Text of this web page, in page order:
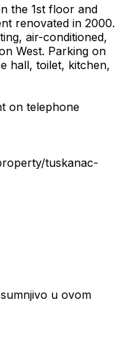
the 1st floor and
renovated in 2000.
air-conditioned,
West. Parking on
hall, toilet, kitchen,
on telephone
tuskanac-
u ovom